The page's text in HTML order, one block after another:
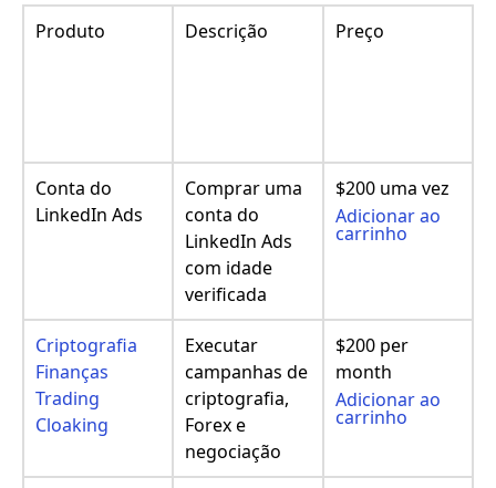
Produto Descrição Preço
Conta do
LinkedIn Ads
Comprar uma
conta do
LinkedIn Ads
com idade
verificada
$200 uma vez
Adicionar ao
carrinho
Criptografia
Finanças
Trading
Cloaking
Executar
campanhas de
criptografia,
Forex e
negociação
$200 per
month
Adicionar ao
carrinho